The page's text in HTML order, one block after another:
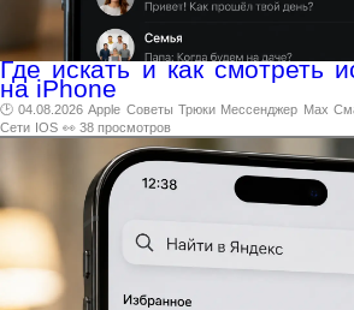
Где искать и как смотреть
на iPhone
🕑 04.08.2026 Apple Советы Трюки Мессенджер Max
Сети IOS 👀 38 просмотров